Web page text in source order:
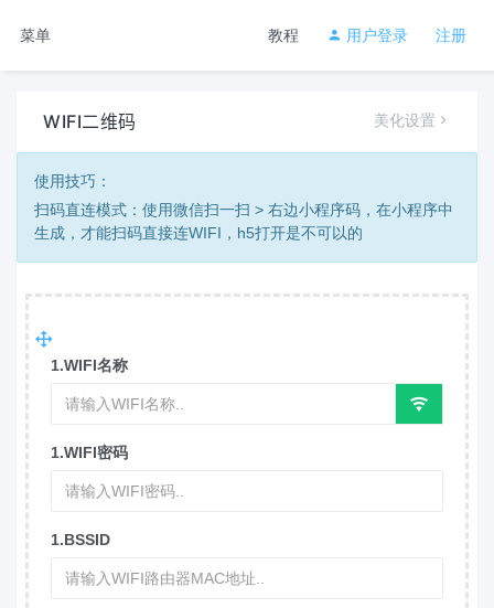
菜单 注册
用户登录
教程
WIFI二维码 美化设置
使用技巧：
扫码直连模式：使用微信扫一扫 > 右边小程序码，在小程序中
生成，才能扫码直接连WIFI，h5打开是不可以的
1.WIFI名称
1.WIFI密码
1.BSSID